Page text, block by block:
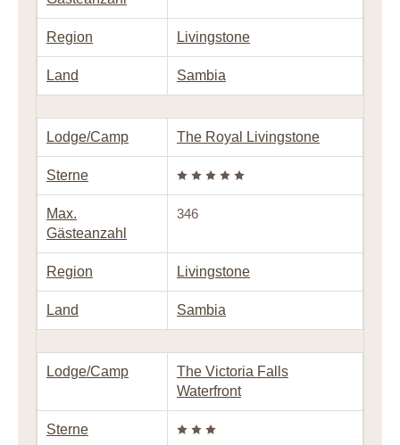
Region Livingstone
Land Sambia
Lodge/Camp The Royal Livingstone
Sterne
Max.
Gästeanzahl
346
Region Livingstone
Land Sambia
Lodge/Camp
The Victoria Falls
Waterfront
Sterne